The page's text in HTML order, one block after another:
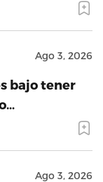
Ago 3, 2026
bajo tener
Ago 3, 2026